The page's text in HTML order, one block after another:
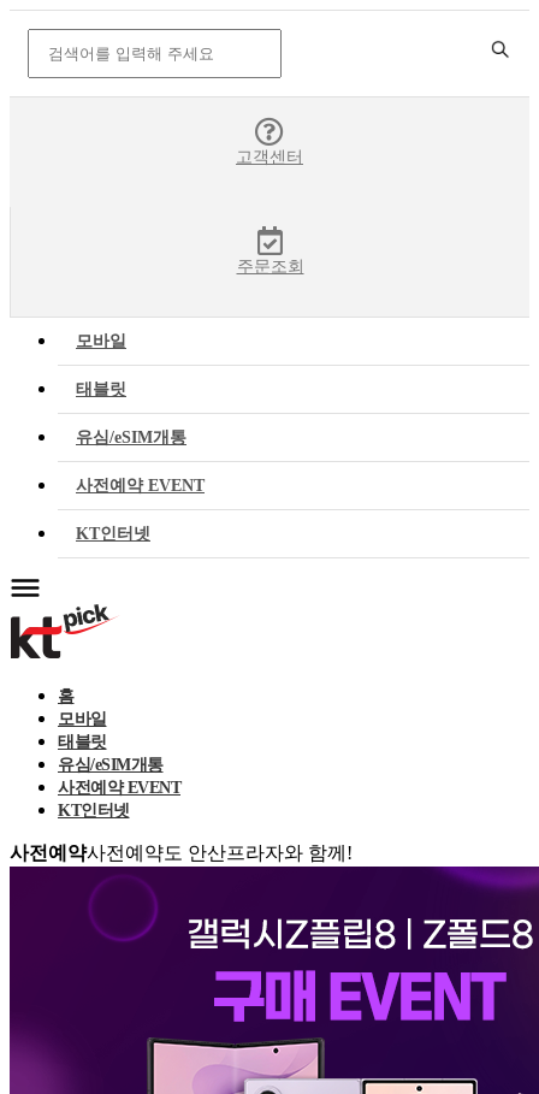
고객센터
주문조회
모바일
태블릿
유심/eSIM개통
사전예약 EVENT
KT인터넷
홈
모바일
태블릿
유심/eSIM개통
사전예약 EVENT
KT인터넷
사전예약사전예약도 안산프라자와 함께!